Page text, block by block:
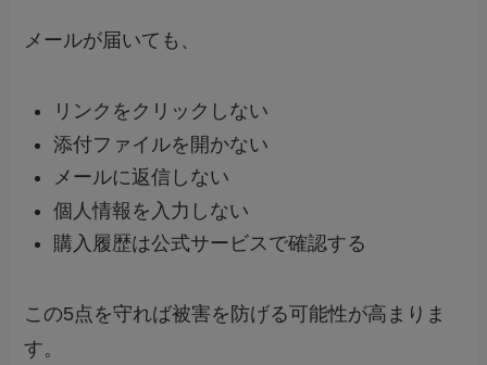
メールが届いても、
リンクをクリックしない
添付ファイルを開かない
メールに返信しない
個人情報を入力しない
購入履歴は公式サービスで確認する
この5点を守れば被害を防げる可能性が高まりま
す。